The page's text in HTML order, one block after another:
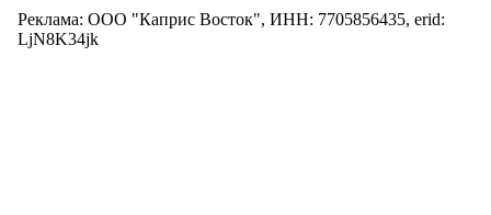
Реклама: ООО "Каприс Восток", ИНН: 7705856435, erid:
LjN8K34jk